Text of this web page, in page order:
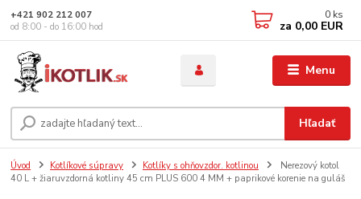
Menu
Hľadať
+421 902 212 007
od 8:00 - do 16:00 hod
0 ks
za 0,00 EUR
Úvod Kotlíkové súpravy Kotlíky s ohňovzdor. kotlinou
Nerezový kotol
40 L + žiaruvzdorná kotliny 45 cm PLUS 600 4 MM + paprikové korenie na guláš